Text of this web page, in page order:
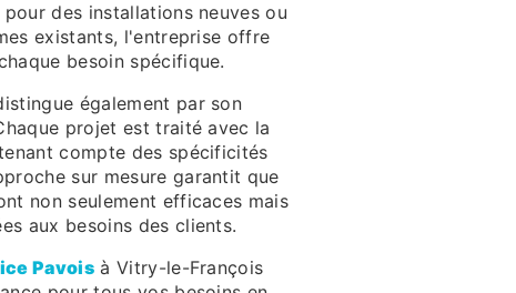
des installations neuves ou
existants, l'entreprise offre
besoin spécifique.
également par son
projet est traité avec la
compte des spécificités
sur mesure garantit que
non seulement efficaces mais
aux besoins des clients.
Pavois à Vitry-le-François